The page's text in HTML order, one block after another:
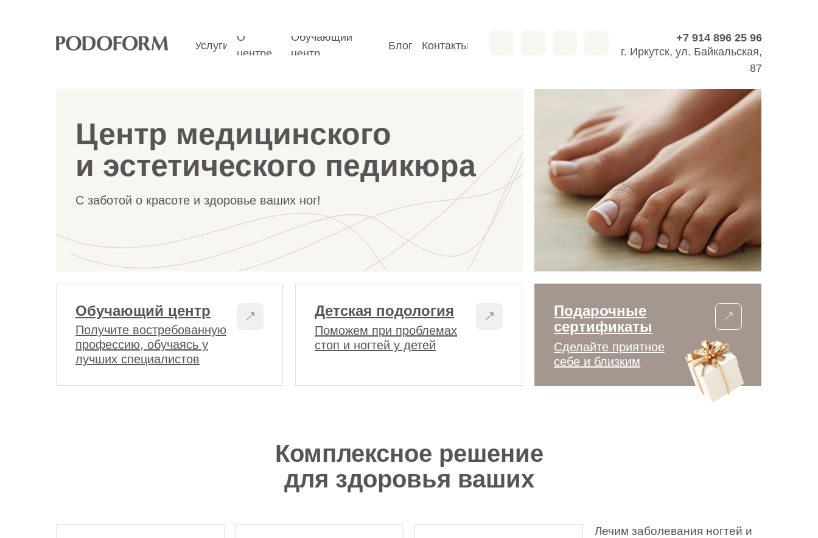
Услуги
О
центре
Обучающий
центр
Блог Контакты
+7 914 896 25 96
г. Иркутск, ул. Байкальская,
87
центре
центр
Центр медицинского
и эстетического педикюра
С заботой о красоте и здоровье ваших ног!
Подарочные
сертификаты
Сделайте приятное
себе и близким
Обучающий центр
Получите востребованную
профессию, обучаясь у
лучших специалистов
Детская подология
Поможем при проблемах
стоп и ногтей у детей
Комплексное решение
для здоровья ваших
Лечим заболевания ногтей и